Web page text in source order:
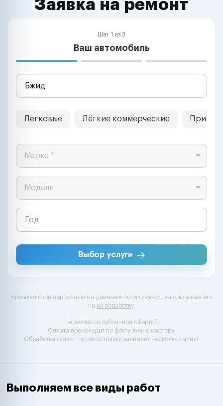
Заявка на ремонт
Шаг 1 из 3
Ваш автомобиль
Легковые Лёгкие коммерческие
Марка *
Модель
Выбор услуги
Указывая свои персональные данные в полях заявки, вы соглашаетесь
на их обработку.
Не является публичной офертой.
Оплата происходит по факту лично мастеру.
Обработка заявки после отправки занимает несколько минут.
Выполняем все виды работ